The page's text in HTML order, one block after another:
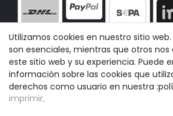
Utilizamos cookies en nuestro sitio
son esenciales, mientras que otros
este sitio web y su experiencia. Puede
información sobre las cookies que
derechos como usuario en nuestra
imprimir.